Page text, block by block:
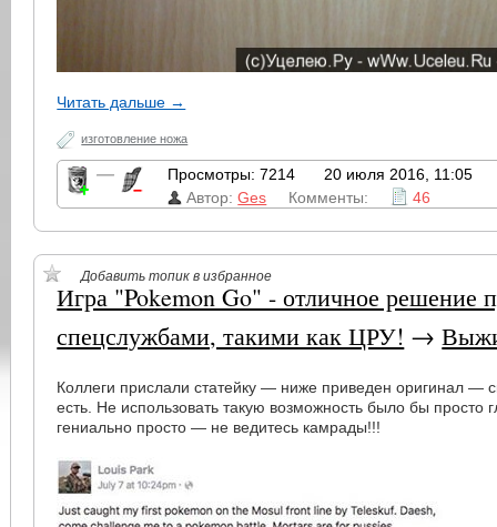
Читать дальше →
изготовление ножа
— Просмотры: 7214
20 июля 2016, 11:05
Автор:Ges Комменты: 46
Добавить топик в избранное
Игра "Pokemon Go" - отличное решение
спецслужбами, такими как ЦРУ! →
Коллеги прислали статейку — ниже приведен оригинал —
есть. Не использовать такую возможность было бы просто
гениально просто — не ведитесь камрады!!!